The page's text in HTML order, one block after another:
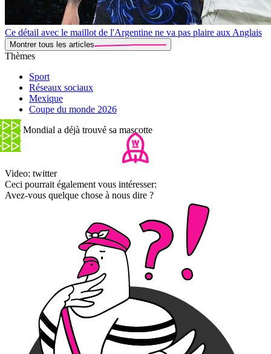
Ce détail avec le maillot de l'Argentine ne va pas plaire aux Anglais
Montrer tous les articles
Thèmes
Sport
Réseaux sociaux
Mexique
Coupe du monde 2026
- Le Mondial a déjà trouvé sa mascotte
Video: twitter
Ceci pourrait également vous intéresser:
Avez-vous quelque chose à nous dire ?